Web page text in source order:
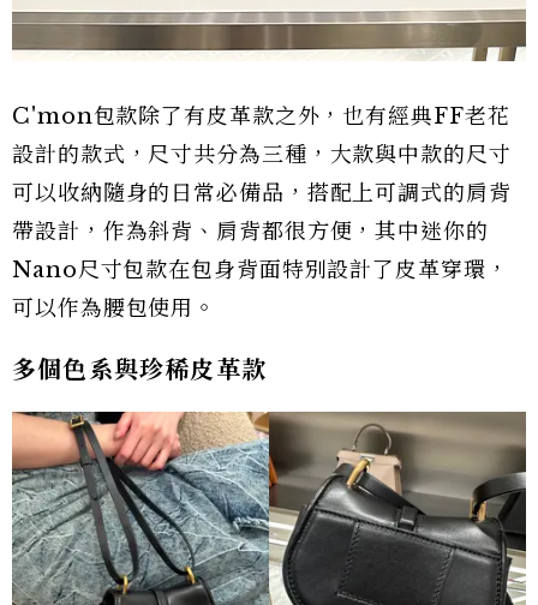
C'mon包款除了有皮革款之外，也有經典FF老花
設計的款式，尺寸共分為三種，大款與中款的尺寸
可以收納隨身的日常必備品，搭配上可調式的肩背
帶設計，作為斜背、肩背都很方便，其中迷你的
Nano尺寸包款在包身背面特別設計了皮革穿環，
可以作為腰包使用。
多個色系與珍稀皮革款